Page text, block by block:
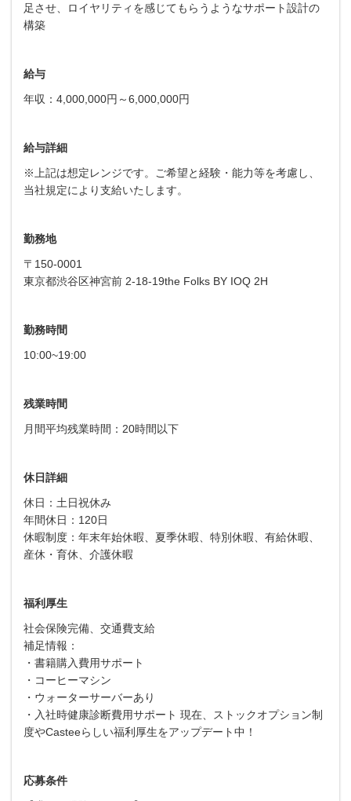
足させ、ロイヤリティを感じてもらうようなサポート設計の
構築
給与
年収：4,000,000円～6,000,000円
給与詳細
※上記は想定レンジです。ご希望と経験・能力等を考慮し、
当社規定により支給いたします。
勤務地
〒150-0001
東京都渋谷区神宮前 2-18-19the Folks BY IOQ 2H
勤務時間
10:00~19:00
残業時間
月間平均残業時間：20時間以下
休日詳細
休日：土日祝休み
年間休日：120日
休暇制度：年末年始休暇、夏季休暇、特別休暇、有給休暇、
産休・育休、介護休暇
福利厚生
社会保険完備、交通費支給
補足情報：
・書籍購入費用サポート
・コーヒーマシン
・ウォーターサーバーあり
・入社時健康診断費用サポート 現在、ストックオプション制
度やCasteeらしい福利厚生をアップデート中！
応募条件